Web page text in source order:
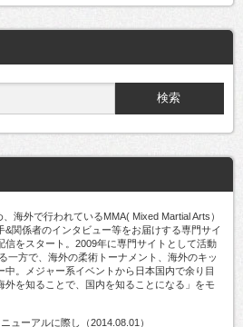
海外で行われているMMA( Mixed Martial Arts）
関係者のインタビュー等をお届けする専門サイ
信をスタート。2009年に専門サイトとして活動
一方で、海外の柔術トーナメント、海外のキッ
中。メジャー系イベントから日本国内で余り目
外を知ることで、国内を知ることになる」をモ
ューアルに際し（2014.08.01）